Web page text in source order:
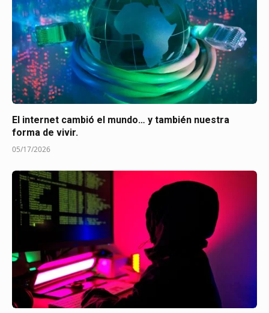
El internet cambió el mundo… y también nuestra
forma de vivir.
05/17/2026